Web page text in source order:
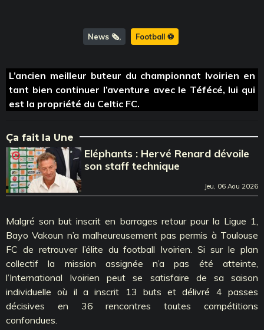
News 🗞️ Football ⚽️
L’ancien meilleur buteur du championnat Ivoirien en
tant bien continuer l’aventure avec le Téfécé, lui qui
est la propriété du Celtic FC.
Ça fait la Une
Eléphants : Hervé Renard dévoile
son staff technique
Jeu, 06 Aou 2026
Malgré son but inscrit en barrages retour pour la Ligue 1,
Bayo Vakoun n’a malheureusement pas permis à Toulouse
FC de retrouver l’élite du football Ivoirien. Si sur le plan
collectif la mission assignée n’a pas été atteinte,
l’International Ivoirien peut se satisfaire de sa saison
individuelle où il a inscrit 13 buts et délivré 4 passes
décisives en 36 rencontres toutes compétitions
confondues.